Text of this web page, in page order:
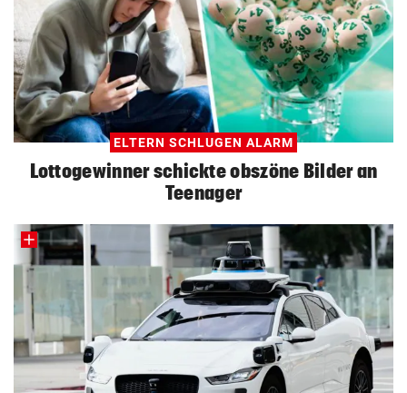
ELTERN SCHLUGEN ALARM
Lottogewinner schickte obszöne Bilder an
Teenager